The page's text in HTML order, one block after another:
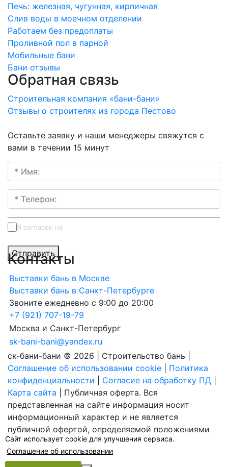
Печь: железная, чугунная, кирпичная
Слив воды в моечном отделении
Работаем без предоплаты
Проливной пол в парной
Мобильные бани
Бани отзывы
Обратная связь
Строительная компания «бани-бани»
Отзывы о строителях из города Пестово
Оставьте заявку и наши менеджеры свяжутся с
вами в течении 15 минут
Я согласен на
Отправить
Контакты
Выставки бань в Москве
Выставки бань в Санкт-Петербурге
Звоните ежедневно с 9:00 до 20:00
+7 (921) 707-19-79
Москва и Санкт-Петербург
sk-bani-bani@yandex.ru
ск-бани-бани © 2026 | Строительство бань |
Соглашение об использовании cookie
Политика
конфиденциальности
Согласие на обработку ПД
Карта сайта | Публичная оферта. Вся
представленная на сайте информация носит
информационный характер и не является
публичной офертой, определяемой положениями
Статьи 437 (2) Гражданского кодекса Российской
Федерации. | ИП Зайцев К. А. ИНН 531301660823
Сайт использует cookie для улучшения сервиса.
Соглашение об использовании